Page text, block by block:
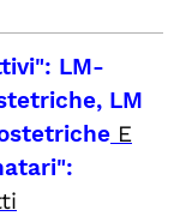
LM-
LM
E